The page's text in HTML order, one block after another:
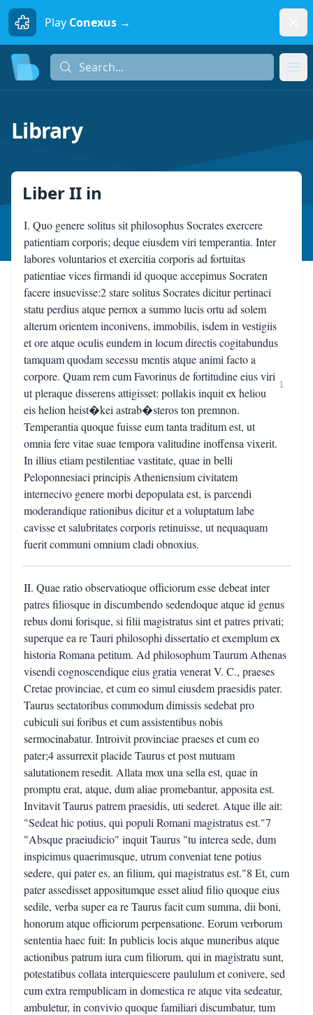
Play Conexus →
Search...
Library
Liber II in
I. Quo genere solitus sit philosophus Socrates exercere
patientiam corporis; deque eiusdem viri temperantia. Inter
labores voluntarios et exercitia corporis ad fortuitas
patientiae vices firmandi id quoque accepimus Socraten
facere insuevisse:2 stare solitus Socrates dicitur pertinaci
statu perdius atque pernox a summo lucis ortu ad solem
alterum orientem inconivens, immobilis, isdem in vestigiis
et ore atque oculis eundem in locum directis cogitabundus
tamquam quodam secessu mentis atque animi facto a
corpore. Quam rem cum Favorinus de fortitudine eius viri
ut pleraque disserens attigisset: pollakis inquit ex heliou
eis helion heist�kei astrab�steros ton premnon.
Temperantia quoque fuisse eum tanta traditum est, ut
omnia fere vitae suae tempora valitudine inoffensa vixerit.
In illius etiam pestilentiae vastitate, quae in belli
Peloponnesiaci principis Atheniensium civitatem
internecivo genere morbi depopulata est, is parcendi
moderandique rationibus dicitur et a voluptatum labe
cavisse et salubritates corporis retinuisse, ut nequaquam
fuerit communi omnium cladi obnoxius.
1
II. Quae ratio observatioque officiorum esse debeat inter
patres filiosque in discumbendo sedendoque atque id genus
rebus domi forisque, si filii magistratus sint et patres privati;
superque ea re Tauri philosophi dissertatio et exemplum ex
historia Romana petitum. Ad philosophum Taurum Athenas
visendi cognoscendique eius gratia venerat V. C., praeses
Cretae provinciae, et cum eo simul eiusdem praesidis pater.
Taurus sectatoribus commodum dimissis sedebat pro
cubiculi sui foribus et cum assistentibus nobis
sermocinabatur. Introivit provinciae praeses et cum eo
pater;4 assurrexit placide Taurus et post mutuam
salutationem resedit. Allata mox una sella est, quae in
promptu erat, atque, dum aliae promebantur, apposita est.
Invitavit Taurus patrem praesidis, uti sederet. Atque ille ait:
"Sedeat hic potius, qui populi Romani magistratus est."7
"Absque praeiudicio" inquit Taurus "tu interea sede, dum
inspicimus quaerimusque, utrum conveniat tene potius
sedere, qui pater es, an filium, qui magistratus est."8 Et, cum
pater assedisset appositumque esset aliud filio quoque eius
sedile, verba super ea re Taurus facit cum summa, dii boni,
honorum atque officiorum perpensatione. Eorum verborum
sententia haec fuit: In publicis locis atque muneribus atque
actionibus patrum iura cum filiorum, qui in magistratu sunt,
potestatibus collata interquiescere paululum et conivere, sed
cum extra rempublicam in domestica re atque vita sedeatur,
ambuletur, in convivio quoque familiari discumbatur, tum